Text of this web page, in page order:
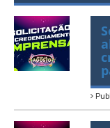
ÚLTIMAS